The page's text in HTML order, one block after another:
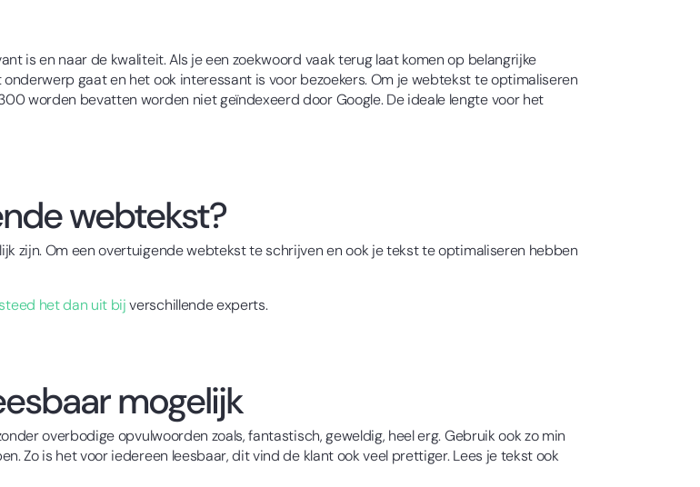
is en naar de kwaliteit. Als je een zoekwoord vaak terug laat komen op belangrijke
gaat en het ook interessant is voor bezoekers. Om je webtekst te optimaliseren
worden bevatten worden niet geïndexeerd door Google. De ideale lengte voor het
webtekst?
zijn. Om een overtuigende webtekst te schrijven en ook je tekst te optimaliseren hebben
het dan uit bijverschillende experts.
mogelijk
overbodige opvulwoorden zoals, fantastisch, geweldig, heel erg. Gebruik ook zo min
Zo is het voor iedereen leesbaar, dit vind de klant ook veel prettiger. Lees je tekst ook